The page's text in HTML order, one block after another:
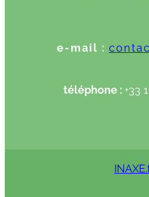
e-mail :
téléphone : +33